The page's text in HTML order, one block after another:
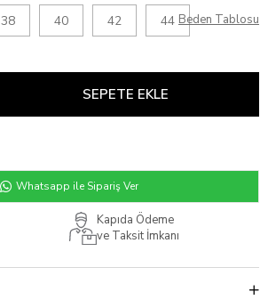
38 40 42 44 Beden Tablosu
Whatsapp ile Sipariş Ver
Kapıda Ödeme
ve Taksit İmkanı